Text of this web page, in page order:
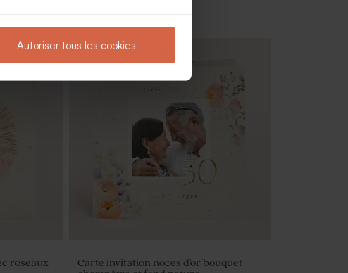
Autoriser tous les cookies
Contenant en verre strié fête bouchon
roseaux
Carte invitation noces d'or bouquet